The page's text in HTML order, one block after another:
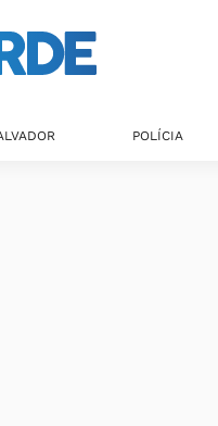
POLÍCIA